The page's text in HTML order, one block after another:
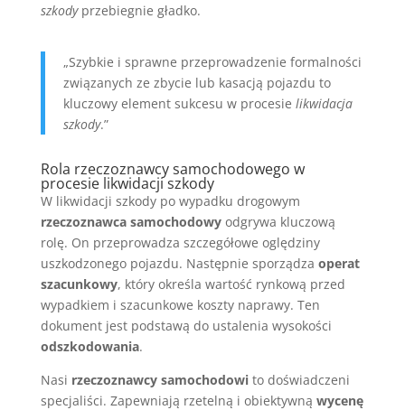
szkodyprzebiegnie gładko.
„Szybkie i sprawne przeprowadzenie formalności
związanych ze zbycie lub kasacją pojazdu to
kluczowy element sukcesu w procesie likwidacja
szkody.”
Rola rzeczoznawcy samochodowego w
procesie likwidacji szkody
W likwidacji szkody po wypadku drogowym
rzeczoznawca samochodowyodgrywa kluczową
rolę. On przeprowadza szczegółowe oględziny
uszkodzonego pojazdu. Następnie sporządza operat
szacunkowy, który określa wartość rynkową przed
wypadkiem i szacunkowe koszty naprawy. Ten
dokument jest podstawą do ustalenia wysokości
odszkodowania.
Nasi rzeczoznawcy samochodowito doświadczeni
specjaliści. Zapewniają rzetelną i obiektywną wycenę